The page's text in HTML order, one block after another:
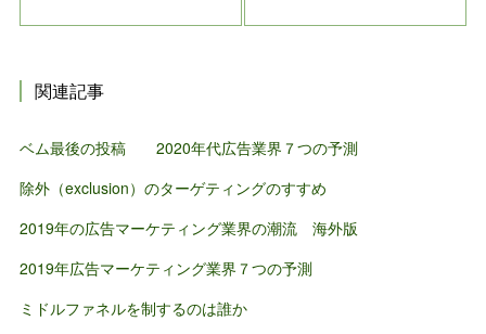
関連記事
ベム最後の投稿 2020年代広告業界７つの予測
除外（exclusion）のターゲティングのすすめ
2019年の広告マーケティング業界の潮流 海外版
2019年広告マーケティング業界７つの予測
ミドルファネルを制するのは誰か